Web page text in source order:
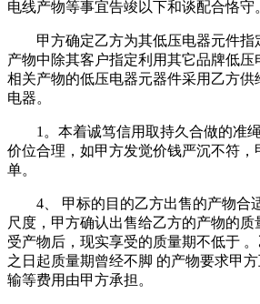
电线产物等事宜告竣以下和谈配合恪守
甲方确定乙方为其低压电器元件指
产物中除其客户指定利用其它品牌低
相关产物的低压电器元器件采用乙方供
电器。
1。本着诚笃信用取持久合做的准绳
价位合理，如甲方发觉价钱严沉不符
单。
4、 甲标的目的乙方出售的产物合
尺度，甲方确认出售给乙方的产物的
受产物后，现实享受的质量期不低于
之日起质量期曾经不脚 的产物要求甲
输等费用由甲方承担。